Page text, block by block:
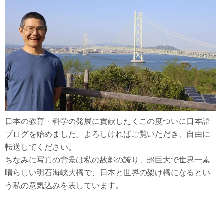
日本の教育・科学の発展に貢献したくこの度ついに日本語
ブログを始めました。よろしければご覧いただき、自由に
転送してください。
ちなみに写真の背景は私の故郷の誇り、超巨大で世界一素
晴らしい明石海峡大橋で、日本と世界の架け橋になるとい
う私の意気込みを表しています。